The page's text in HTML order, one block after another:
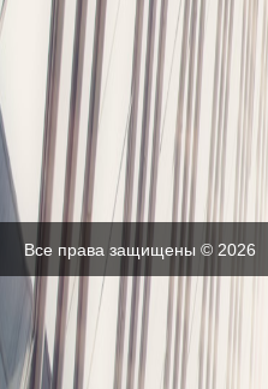
Все права защищены © 2026